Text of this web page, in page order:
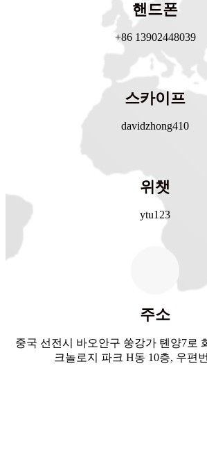
핸드폰
+86 13902448039
스카이프
davidzhong410
위챗
ytu123
주소
중국 선전시 바오안구 쑹강가 톈양7로
크놀로지 파크 H동 10층, 우편